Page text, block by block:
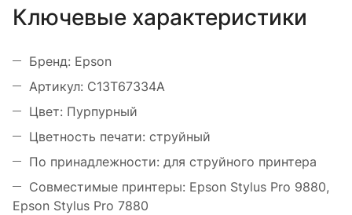
Ключевые характеристики
Бренд: Epson
Артикул: C13T67334A
Цвет: Пурпурный
Цветность печати: струйный
По принадлежности: для струйного принтера
Совместимые принтеры: Epson Stylus Pro 9880,
Epson Stylus Pro 7880